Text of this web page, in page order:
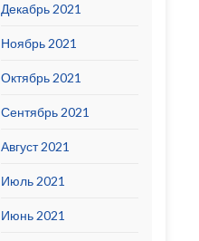
Декабрь 2021
Ноябрь 2021
Октябрь 2021
Сентябрь 2021
Август 2021
Июль 2021
Июнь 2021